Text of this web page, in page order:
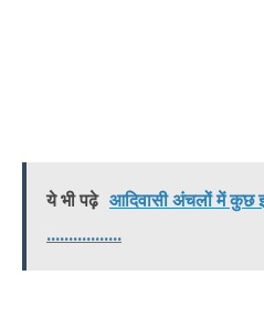
ये भी पढ़े आदिवासी अंचलों में कुछ
.................